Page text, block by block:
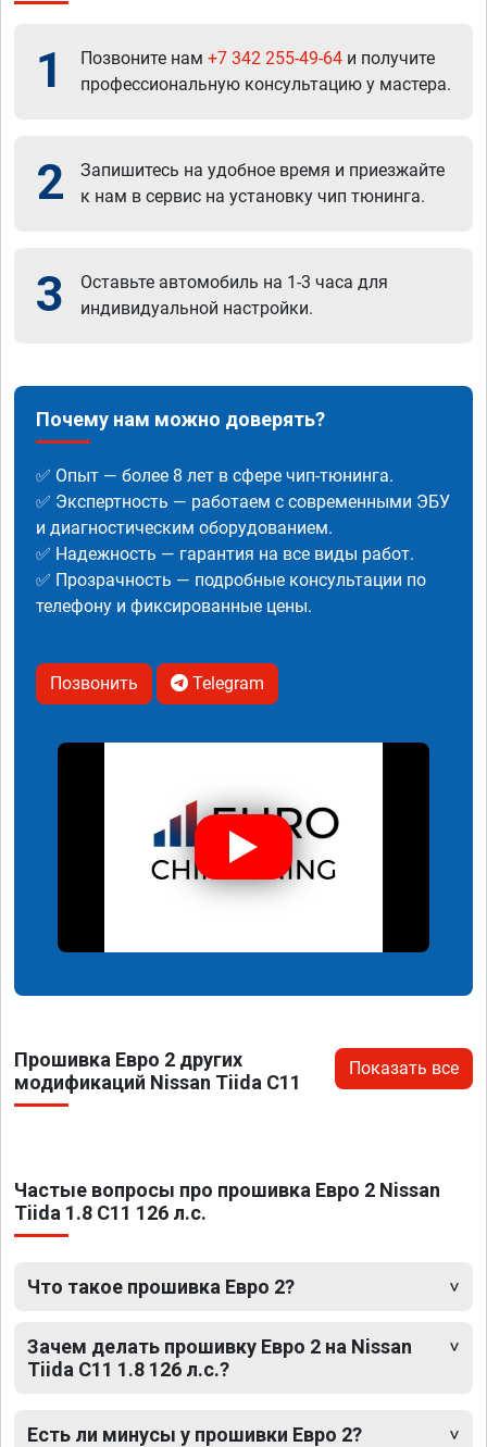
1 Позвоните нам +7 342 255-49-64 и получите
профессиональную консультацию у мастера.
2
Запишитесь на удобное время и приезжайте
к нам в сервис на установку чип тюнинга.
3
Оставьте автомобиль на 1-3 часа для
индивидуальной настройки.
Почему нам можно доверять?
✅ Опыт — более 8 лет в сфере чип-тюнинга.
✅ Экспертность — работаем с современными ЭБУ
и диагностическим оборудованием.
✅ Надежность — гарантия на все виды работ.
✅ Прозрачность — подробные консультации по
телефону и фиксированные цены.
Позвонить Telegram
Прошивка Евро 2 других
модификаций Nissan Tiida C11
Показать все
Частые вопросы про прошивка Евро 2 Nissan
Tiida 1.8 C11 126 л.с.
Что такое прошивка Евро 2?
Зачем делать прошивку Евро 2 на Nissan
Tiida C11 1.8 126 л.с.?
Есть ли минусы у прошивки Евро 2?